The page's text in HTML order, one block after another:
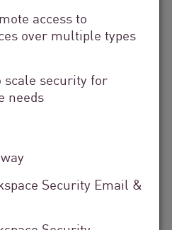
access to
over multiple types
scale security for
needs
Security Email &